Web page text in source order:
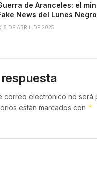
de Aranceles: el
News del Lunes Negro
8 DE ABRIL DE 2025
correo electrónico no será
están marcados con *